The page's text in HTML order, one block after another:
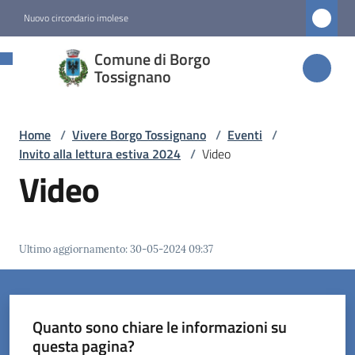
Nuovo circondario imolese
Comune di Borgo
Tossignano
Comune di
Borgo
Servizi
Vivere
Borgo
Tossignano
Home / Vivere Borgo Tossignano / Eventi /
Invito alla lettura estiva 2024 / Video
Video
Ultimo aggiornamento:30-05-2024 09:37
Quanto sono chiare le informazioni su
questa pagina?